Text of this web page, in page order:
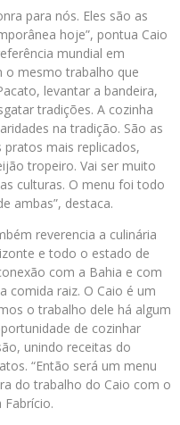
para nós. Eles são as
hoje”, pontua Caio
mundial em
o mesmo trabalho que
levantar a bandeira,
tradições. A cozinha
na tradição. São as
mais replicados,
tropeiro. Vai ser muito
culturas. O menu foi todo
ambas”, destaca.
reverencia a culinária
e todo o estado de
com a Bahia e com
comida raiz. O Caio é um
o trabalho dele há algum
de cozinhar
unindo receitas do
“Então será um menu
do trabalho do Caio com o